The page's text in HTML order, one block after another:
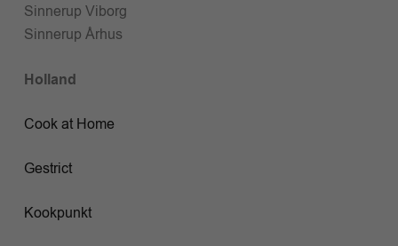
Sinnerup Viborg
Sinnerup Århus
Holland
Cook at Home
Gestrict
Kookpunkt